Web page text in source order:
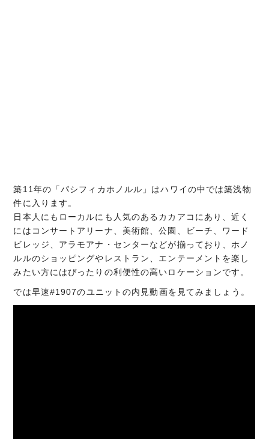
築11年の「パシフィカホノルル」はハワイの中では築浅物
件に入ります。
日本人にもローカルにも人気のあるカカアコにあり、近く
にはコンサートアリーナ、美術館、公園、ビーチ、ワード
ビレッジ、アラモアナ・センターなどが揃っており、ホノ
ルルのショッピングやレストラン、エンテーメントを楽し
みたい方にはぴったりの利便性の高いロケーションです。
では早速#1907のユニットの内見動画を見てみましょう。